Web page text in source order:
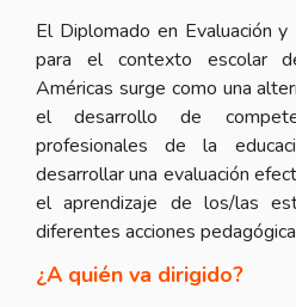
El Diplomado en Evaluación
para el contexto escolar
Américas surge como una
el desarrollo de
profesionales de la
desarrollar una evaluación
el aprendizaje de los/las
diferentes acciones
¿A quién va dirigido?